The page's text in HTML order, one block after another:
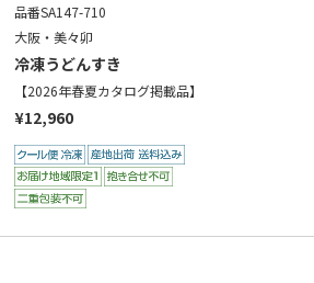
品番SA147-710
大阪・美々卯
冷凍うどんすき
【2026年春夏カタログ掲載品】
¥12,960